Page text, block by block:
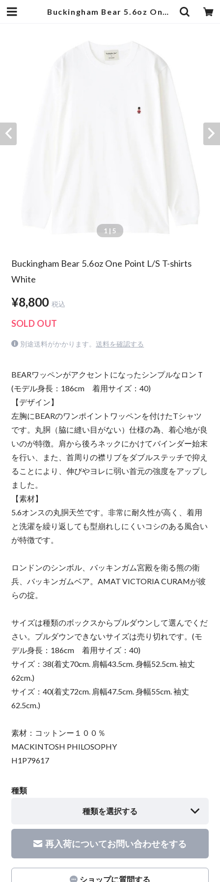
Buckingham Bear 5.6oz One Point L/S T-shirts White | 武蔵小杉のセレクトショップ【ナクール】-nakool-
1 | 5
Buckingham Bear 5.6oz One Point L/S T-shirts
White
¥8,800 税込
SOLD OUT
別途送料がかかります。 送料を確認する
BEARワッペンがアクセントになったシンプルなロンＴ
(モデル身長：186cm 着用サイズ：40)
【デザイン】
左胸にBEARのワンポイントワッペンを付けたTシャツ
です。丸胴（脇に縫い目がない）仕様の為、着心地が良
いのが特徴。肩から後ろネックにかけてバインダー始末
を行い、また、首周りの襟リブをダブルステッチで抑え
ることにより、伸びやヨレに弱い首元の強度をアップし
ました。
【素材】
5.6オンスの丸胴天竺です。非常に耐久性が高く、着用
と洗濯を繰り返しても型崩れしにくいコシのある風合い
が特徴です。
ロンドンのシンボル、バッキンガム宮殿を衛る熊の衛
兵、バッキンガムベア。AMAT VICTORIA CURAMが彼
らの掟。
サイズは種類のボックスからプルダウンして選んでくだ
さい。プルダウンできないサイズは売り切れです。(モ
デル身長：186cm 着用サイズ：40)
サイズ：38(着丈70cm. 肩幅43.5cm. 身幅52.5cm. 袖丈
62cm.)
サイズ：40(着丈72cm. 肩幅47.5cm. 身幅55cm. 袖丈
62.5cm.)
素材：コットンー１００％
MACKINTOSH PHILOSOPHY
H1P79617
種類
種類を選択する
再入荷についてお問い合わせをする
ショップに質問する